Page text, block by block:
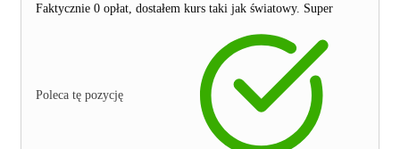
Faktycznie 0 opłat, dostałem kurs taki jak światowy. Super
Poleca tę pozycję